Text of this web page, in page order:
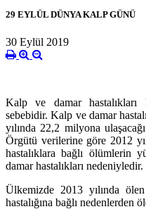
29 EYLÜL DÜNYA KALP GÜNÜ
30 Eylül 2019
Kalp ve damar
sebebidir. Kalp ve damar
yılında 22,2 milyona
Örgütü verilerine göre 2012
hastalıklara bağlı ölümlerin
damar hastalıkları nedeniyledir.
Ülkemizde 2013 yılında
hastalığına bağlı nedenlerden